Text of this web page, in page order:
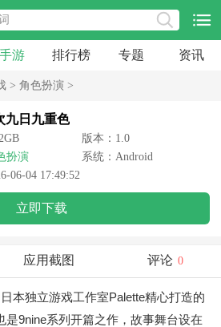
手游 排行榜 专题 资讯
> 角色扮演 >
九日九重色
版本：1.0
扮演
系统：Android
06-04 17:49:52
立即下载
应用截图 评论 0
本独立游戏工作室Palette精心打造的
是9nine系列开篇之作，故事舞台设在